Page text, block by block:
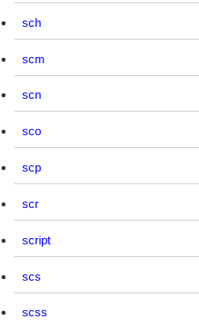
sch
scm
scn
sco
scp
scr
script
scs
scss